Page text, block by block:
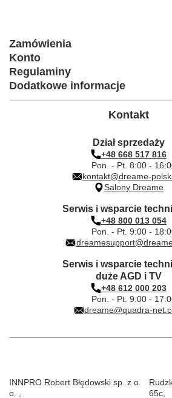
Zamówienia
Konto
Regulaminy
Dodatkowe informacje
Kontakt
Dział sprzedaży
+48 668 517 816
Pon. - Pt. 8:00 -
kontakt@dreame-
Salony Dreame
Serwis i wsparcie
+48 800 013 054
Pon. - Pt. 9:00 -
Serwis i wsparcie
duże AGD i TV
+48 612 000 203
Pon. - Pt. 9:00 -
dreame@quadra-
INNPRO Robert Błędowski sp. z o.
o.
65c,